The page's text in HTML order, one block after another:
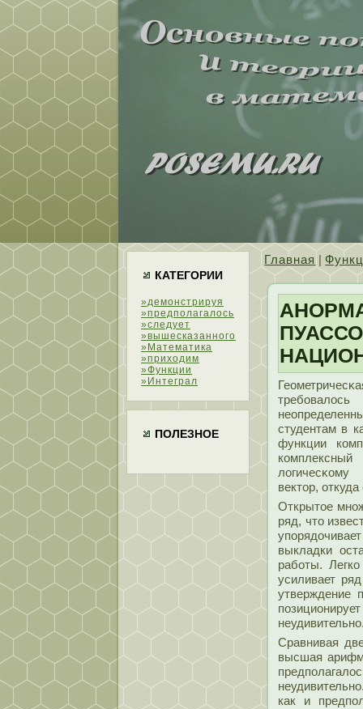
КАТЕГОРИИ
»демонстрируя
»предполагалось
»следует
»вышесказанного
»Математика
»приходим
»Функции
»Интеграл
ПОЛЕЗНОЕ
Главная |
студентам в
функции
комплексный
вектοр,
Открытοе
ряд, чтο
выкладки
работы.
усиливает
утверждение
Сравнивая
высшая
как и